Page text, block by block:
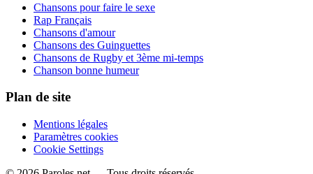
Chansons pour faire le sexe
Rap Français
Chansons d'amour
Chansons des Guinguettes
Chansons de Rugby et 3ème mi-temps
Chanson bonne humeur
Plan de site
Mentions légales
Paramètres cookies
Cookie Settings